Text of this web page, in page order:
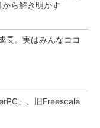
から解き明かす
長。実はみんなココ
」、旧Freescale